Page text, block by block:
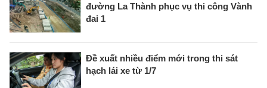
đường La Thành phục vụ thi công Vành
đai 1
Đề xuất nhiều điểm mới trong thi sát
hạch lái xe từ 1/7